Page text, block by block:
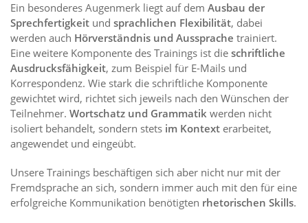
Ein besonderes Augenmerk liegt auf dem Ausbau der
Sprechfertigkeit und sprachlichen Flexibilität, dabei
werden auch Hörverständnis und Aussprache trainiert.
Eine weitere Komponente des Trainings ist die schriftliche
Ausdrucksfähigkeit, zum Beispiel für E-Mails und
Korrespondenz. Wie stark die schriftliche Komponente
gewichtet wird, richtet sich jeweils nach den Wünschen der
Teilnehmer. Wortschatz und Grammatik werden nicht
isoliert behandelt, sondern stets im Kontext erarbeitet,
angewendet und eingeübt.
Unsere Trainings beschäftigen sich aber nicht nur mit der
Fremdsprache an sich, sondern immer auch mit den für eine
erfolgreiche Kommunikation benötigten rhetorischen Skills.